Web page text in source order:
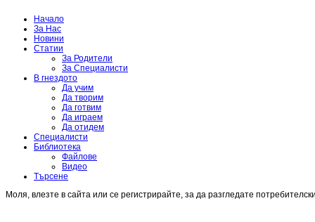
Начало
За Нас
Новини
Статии
За Родители
За Специалисти
В гнездото
Да учим
Да творим
Да готвим
Да играем
Да отидем
Специалисти
Библиотека
Файлове
Видео
Търсене
Моля, влезте в сайта или се регистрирайте, за да разгледате